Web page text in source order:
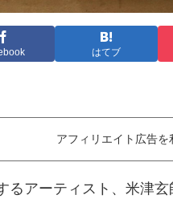
はてブ
アフィリエイト広告を
るアーティスト、米津